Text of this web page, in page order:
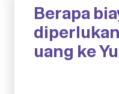
Berapa
uang ke